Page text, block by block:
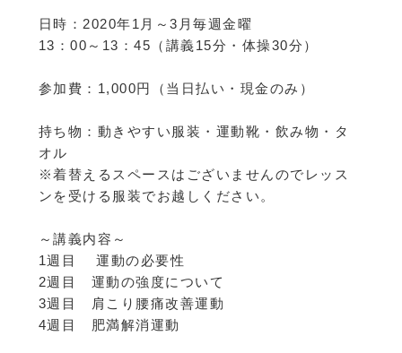
日時：2020年1月～3月毎週金曜
13：00～13：45（講義15分・体操30分）
参加費：1,000円（当日払い・現金のみ）
持ち物：動きやすい服装・運動靴・飲み物・タ
オル
※着替えるスペースはございませんのでレッス
ンを受ける服装でお越しください。
～講義内容～
1週目 運動の必要性
2週目 運動の強度について
3週目 肩こり腰痛改善運動
4週目 肥満解消運動